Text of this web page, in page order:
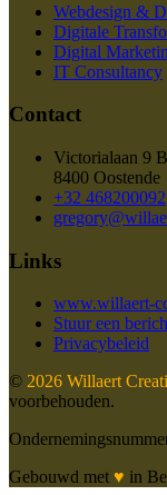
Webdesign &
Digitale
Digital
IT Consultancy
Contact
Victorialaan 9
8400 Oostende
+32 468200092
Links
www.willaert-
Stuur een
Privacybeleid
© 2026 Willaert
voorbehouden.
Gebouwd met ♥ in